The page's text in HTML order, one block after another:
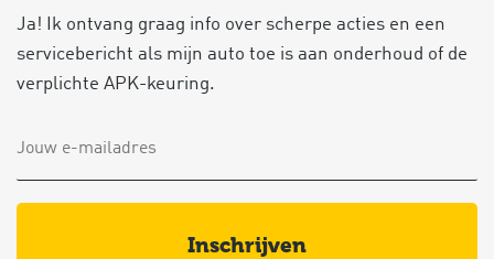
Ja! Ik ontvang graag info over scherpe acties en een
servicebericht als mijn auto toe is aan onderhoud of de
verplichte APK-keuring.
inschrijven